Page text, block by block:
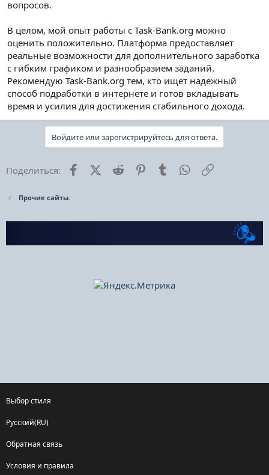
вопросов.
В целом, мой опыт работы с Task-Bank.org можно
оценить положительно. Платформа предоставляет
реальные возможности для дополнительного заработка
с гибким графиком и разнообразием заданий.
Рекомендую Task-Bank.org тем, кто ищет надежный
способ подработки в интернете и готов вкладывать
время и усилия для достижения стабильного дохода.
Войдите или зарегистрируйтесь для ответа.
Поделиться: FacebookX (Twitter)
Reddit PinterestTumblr WhatsApp
Прочие сайты.
Выбор стиля
Русский(RU)
Обратная связь
Условия и правила